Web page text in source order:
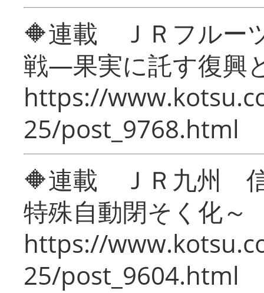
🔶連載 ＪＲフルー
戦―果実に託す復興
https://
25/post_9768.html
🔶連載 ＪＲ九州 信
特殊自動閉そく化～
https://
25/post_9604.html